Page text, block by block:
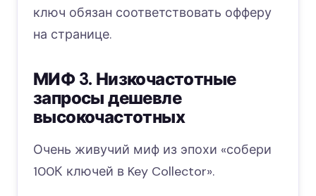
ключ обязан соответствовать офферу
на странице.
МИФ 3. Низкочастотные
запросы дешевле
высокочастотных
Очень живучий миф из эпохи «собери
100К ключей в Key Collector».